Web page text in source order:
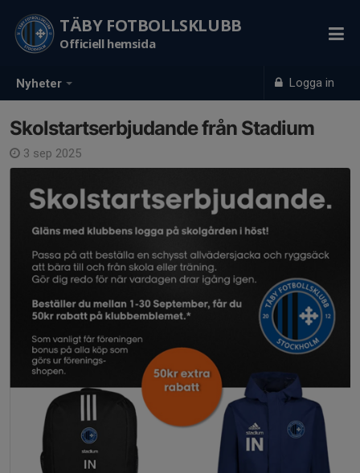
Nyheter Logga in
TÄBY FOTBOLLSKLUBB
Officiell hemsida
Skolstartserbjudande från Stadium
3 sep 2025